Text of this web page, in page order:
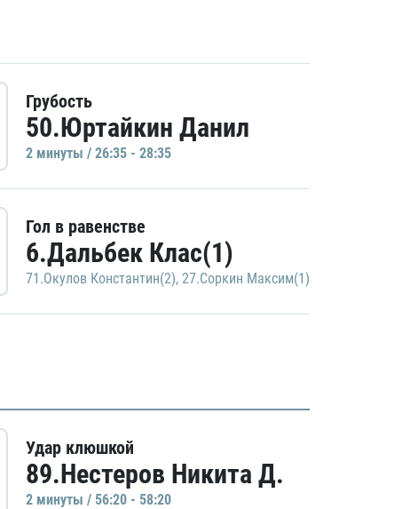
Грубость
50.Юртайкин Данил
2 минуты / 26:35 - 28:35
Гол в равенстве
6.Дальбек Клас(1)
71.Окулов Константин(2), 27.Соркин Максим(1)
Удар клюшкой
89.Нестеров Никита Д.
2 минуты / 56:20 - 58:20